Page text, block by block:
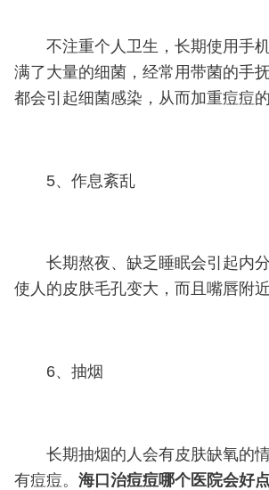
不注重个人卫生，长期使用手机
满了大量的细菌，经常用带菌的手
都会引起细菌感染，从而加重痘痘的
5、作息紊乱
长期熬夜、缺乏睡眠会引起内分
使人的皮肤毛孔变大，而且嘴唇附
6、抽烟
长期抽烟的人会有皮肤缺氧的情
有痘痘。 海口治痘痘哪个医院会好点